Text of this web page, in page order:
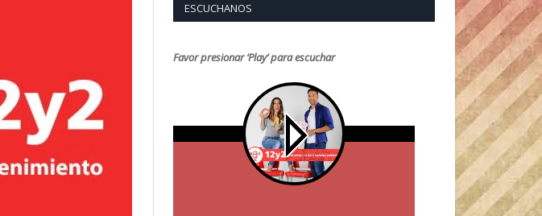
ESCUCHANOS
Favor presionar ‘Play’ para escuchar